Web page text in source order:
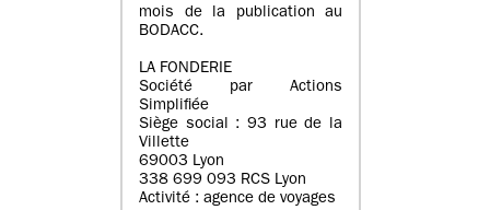
mois de la publication au
BODACC.
LA FONDERIE
Société par Actions
Simplifiée
Siège social : 93 rue de la
Villette
69003 Lyon
338 699 093 RCS Lyon
Activité : agence de voyages